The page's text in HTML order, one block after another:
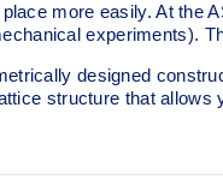
more easily. At the
experiments).
designed
structure that